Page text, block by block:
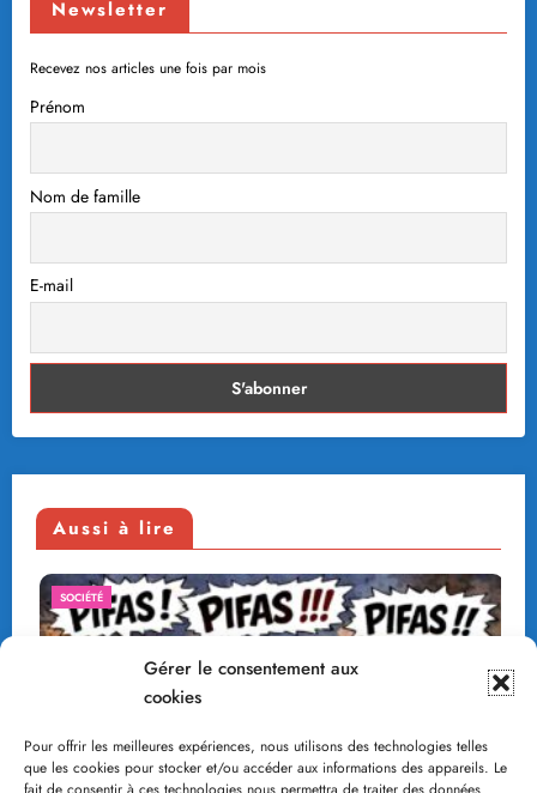
Gérer le consentement aux
cookies
Pour offrir les meilleures expériences, nous utilisons des technologies telles
que les cookies pour stocker et/ou accéder aux informations des appareils. Le
Newsletter
Recevez nos articles une fois par mois
Prénom
Nom de famille
E-mail
Aussi à lire
SOCIÉTÉ